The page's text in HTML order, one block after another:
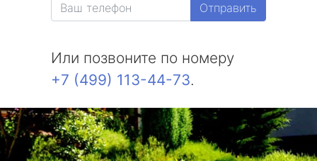
Отправить
Или позвоните по номеру
+7 (499) 113-44-73.